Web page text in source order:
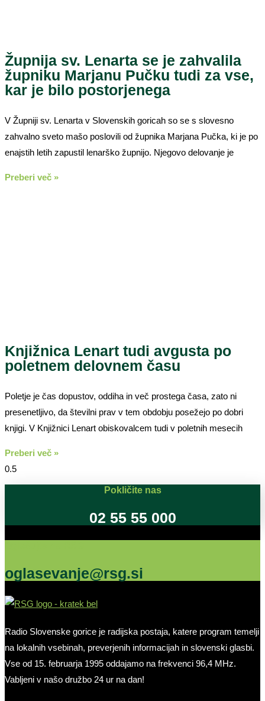
Župnija sv. Lenarta se je zahvalila
župniku Marjanu Pučku tudi za vse,
kar je bilo postorjenega
V Župniji sv. Lenarta v Slovenskih goricah so se s slovesno
zahvalno sveto mašo poslovili od župnika Marjana Pučka, ki je po
enajstih letih zapustil lenarško župnijo. Njegovo delovanje je
Preberi več »
Knjižnica Lenart tudi avgusta po
poletnem delovnem času
Poletje je čas dopustov, oddiha in več prostega časa, zato ni
presenetljivo, da številni prav v tem obdobju posežejo po dobri
knjigi. V Knjižnici Lenart obiskovalcem tudi v poletnih mesecih
Preberi več »
Pokličite nas
02 55 55 000
oglasevanje@rsg.si
Radio Slovenske gorice je radijska postaja, katere program temelji
na lokalnih vsebinah, preverjenih informacijah in slovenski glasbi.
Vse od 15. februarja 1995 oddajamo na frekvenci 96,4 MHz.
Vabljeni v našo družbo 24 ur na dan!